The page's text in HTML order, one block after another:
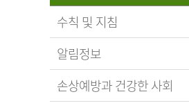
수칙 및 지침
알림정보
손상예방과 건강한 사회